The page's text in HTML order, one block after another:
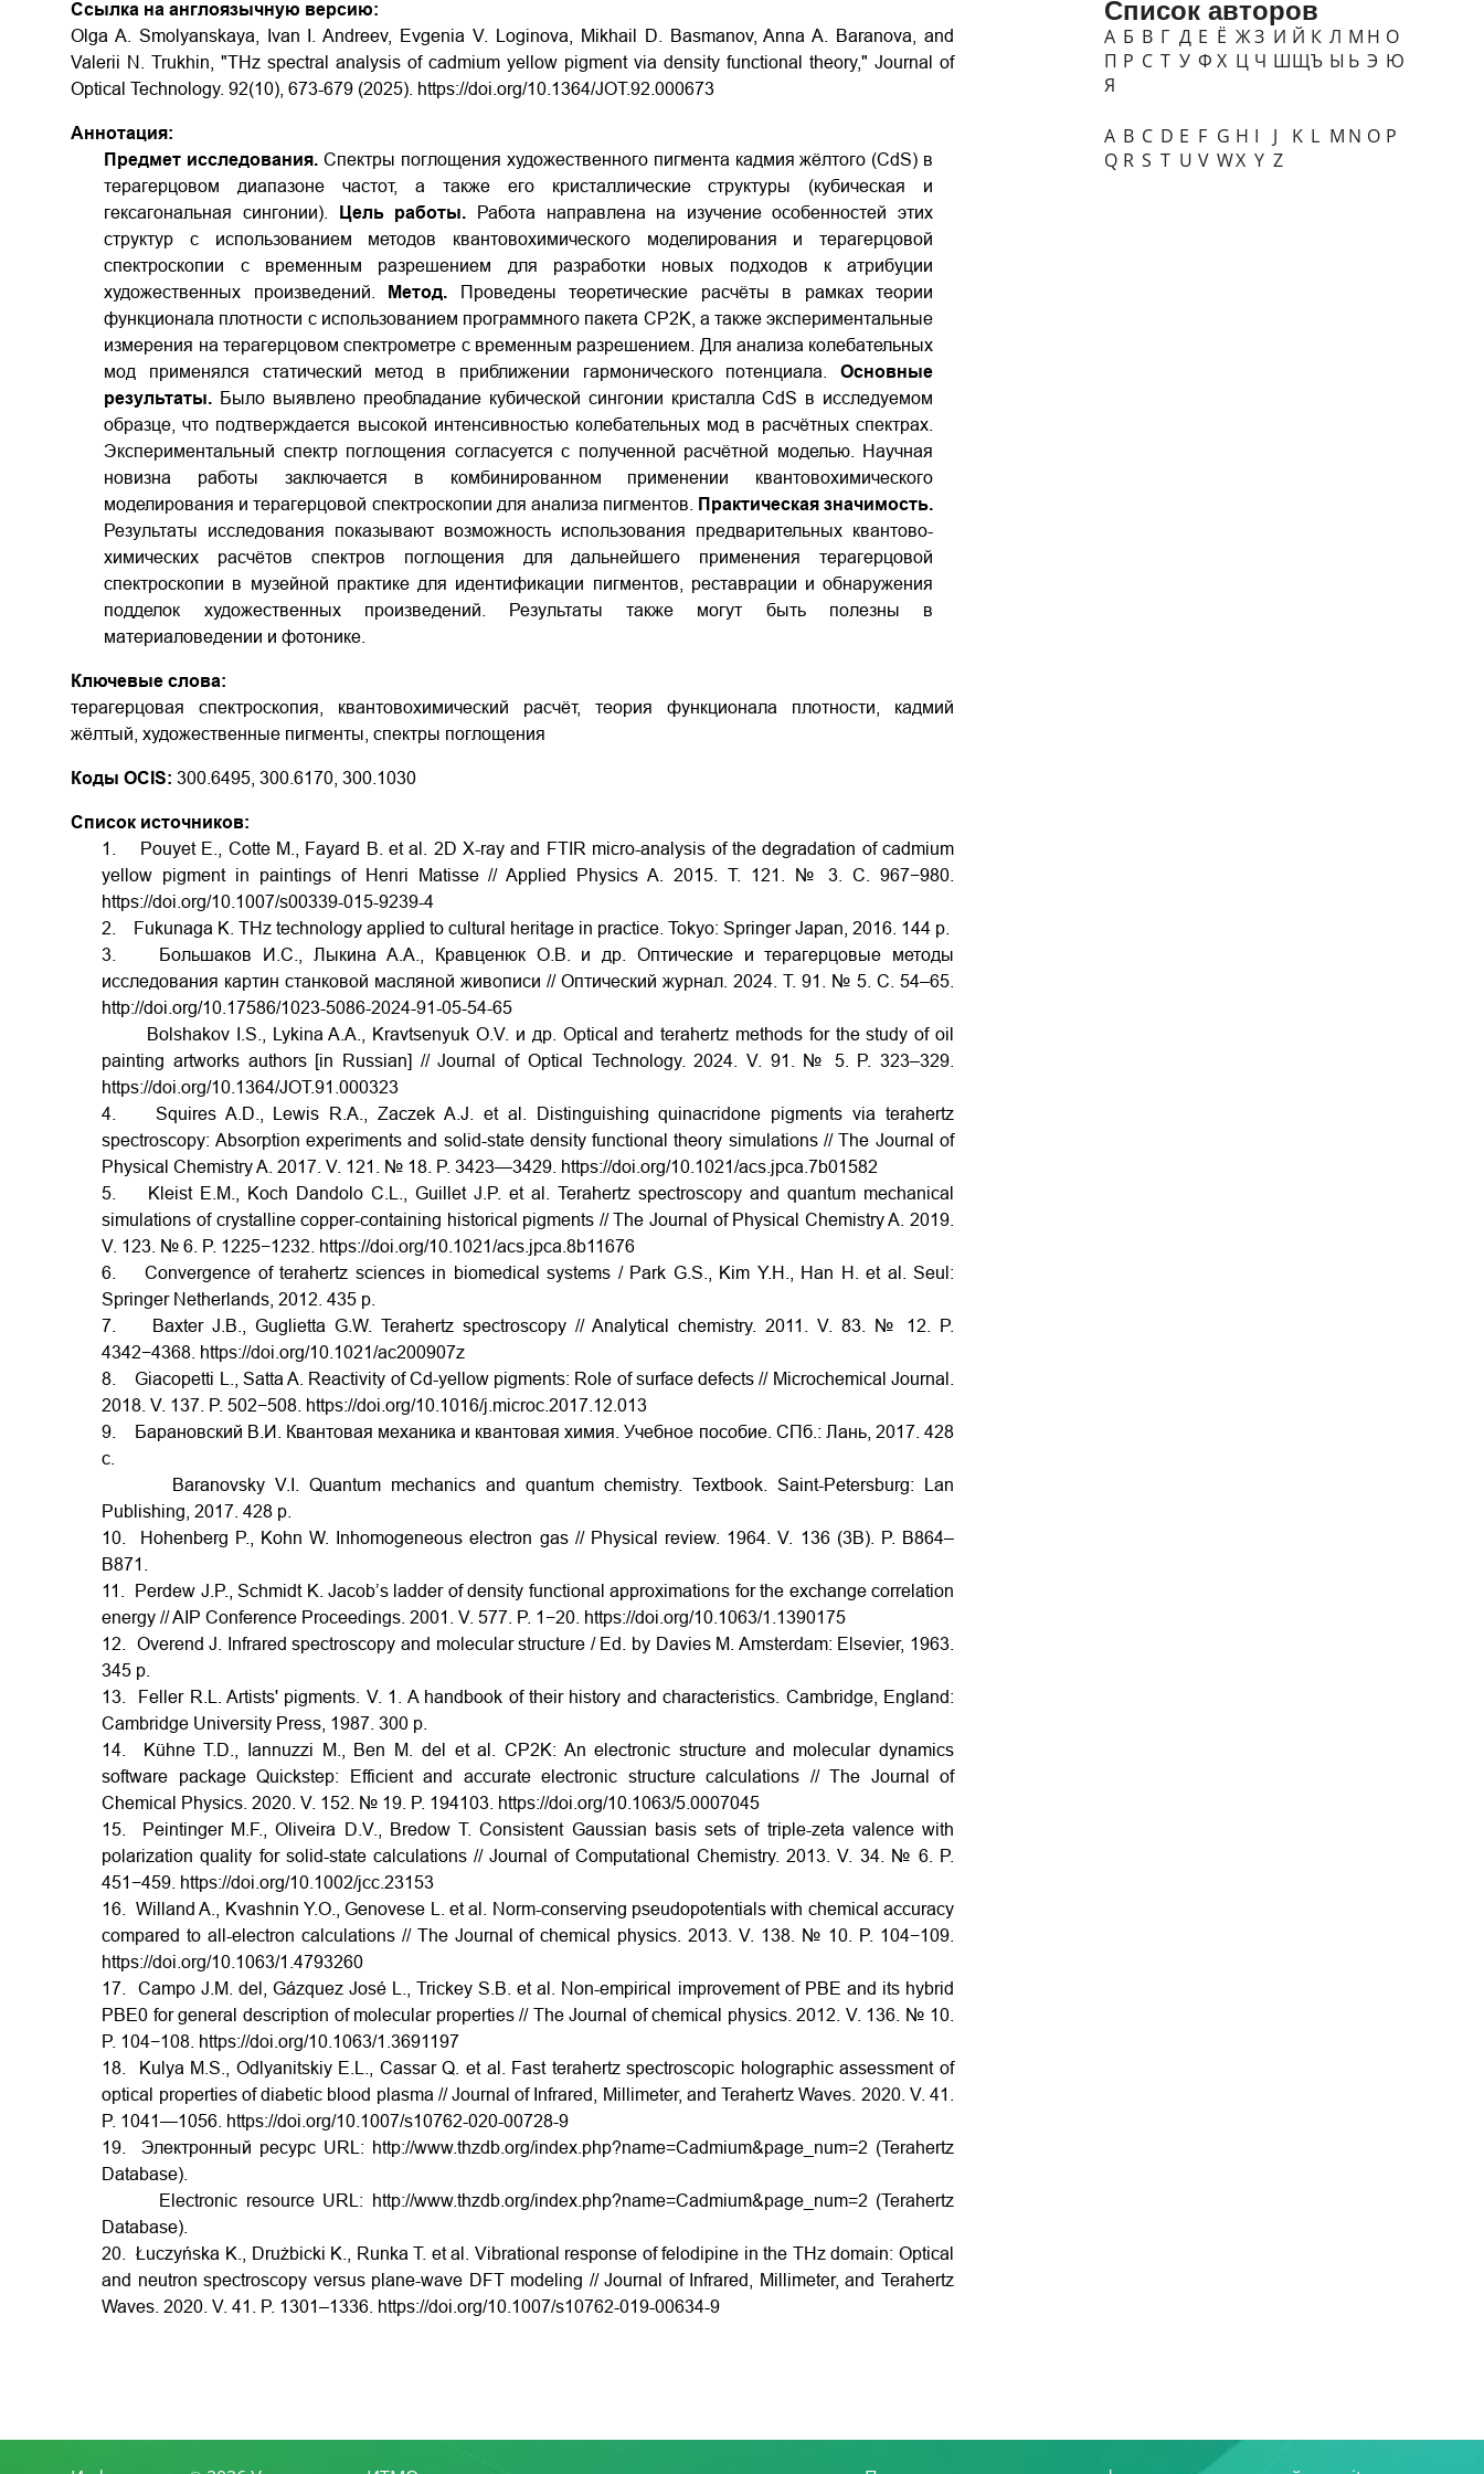
Ссылка на англоязычную версию:
Olga A. Smolyanskaya, Ivan I. Andreev, Evgenia V. Loginova, Mikhail D. Basmanov, Anna A. Baranova, and
Valerii N. Trukhin, "THz spectral analysis of cadmium yellow pigment via density functional theory," Journal of
Optical Technology. 92(10), 673-679 (2025). https://doi.org/10.1364/JOT.92.000673
Аннотация:
Предмет исследования. Спектры поглощения художественного пигмента кадмия жёлтого (CdS) в
терагерцовом диапазоне частот, а также его кристаллические структуры (кубическая и
гексагональная сингонии).
Цель работы. Работа направлена на изучение особенностей этих
структур с использованием методов квантово­химического моделирования и терагерцовой
спектроскопии с временным разрешением для разработки новых подходов к атрибуции
художественных произведений.
Метод. Проведены теоретические расчёты в рамках теории
функционала плотности с использованием программного пакета CP2K, а также экспериментальные
измерения на терагерцовом спектрометре с временным разрешением. Для анализа колебательных
мод применялся статический метод в приближении гармонического потенциала.Основные
результаты. Было выявлено преобладание кубической сингонии кристалла CdS в исследуемом
образце, что подтверждается высокой интенсивностью колебательных мод в расчётных спектрах.
Экспериментальный спектр поглощения согласуется с полученной расчётной моделью. Научная
новизна работы заключается в комбинированном применении квантово­химического
моделирования и терагерцовой спектроскопии для анализа пигментов.
Практическая значимость.
Результаты исследования показывают возможность использования предварительных квантово­
химических расчётов спектров поглощения для дальнейшего применения терагерцовой
спектроскопии в музейной практике для идентификации пигментов, реставрации и обнаружения
подделок художественных произведений. Результаты также могут быть полезны в
материаловедении и фотонике.
Ключевые слова:
терагерцовая спектроскопия, квантово­химический расчёт, теория функционала плотности, кадмий
жёлтый, художественные пигменты, спектры поглощения
Коды OCIS: 300.6495, 300.6170, 300.1030
Список источников:
1. Pouyet E., Cotte M., Fayard B. et al. 2D X-ray and FTIR micro-analysis of the degradation of cadmium
yellow pigment in paintings of Henri Matisse // Applied Physics A. 2015. Т. 121. № 3. С. 967−980.
https://doi.org/10.1007/s00339-015-9239-4
2. Fukunaga K. THz technology applied to cultural heritage in practice. Tokyo: Springer Japan, 2016. 144 p.
3. Большаков И.С., Лыкина А.А., Кравценюк О.В. и др. Оптические и терагерцовые методы
исследования картин станковой масляной живописи // Оптический журнал. 2024. Т. 91. № 5. С. 54–65.
http://doi.org/10.17586/1023-5086-2024-91-05-54-65
Bolshakov I.S., Lykina A.A., Kravtsenyuk O.V. и др. Optical and terahertz methods for the study of oil
painting artworks authors [in Russian] // Journal of Optical Technology. 2024. V. 91. № 5. P. 323–329.
https://doi.org/10.1364/JOT.91.000323
4. Squires A.D., Lewis R.A., Zaczek A.J. et al. Distinguishing quinacridone pigments via terahertz
spectroscopy: Absorption experiments and solid-state density functional theory simulations // The Journal of
Physical Chemistry A. 2017. V. 121. № 18. P. 3423—3429. https://doi.org/10.1021/acs.jpca.7b01582
5. Kleist E.M., Koch Dandolo C.L., Guillet J.P. et al. Terahertz spectroscopy and quantum mechanical
simulations of crystalline copper-containing historical pigments // The Journal of Physical Chemistry A. 2019.
V. 123. № 6. P. 1225−1232. https://doi.org/10.1021/acs.jpca.8b11676
6. Convergence of terahertz sciences in biomedical systems / Park G.S., Kim Y.H., Han H. et al. Seul:
Springer Netherlands, 2012. 435 p.
7. Baxter J.B., Guglietta G.W. Terahertz spectroscopy // Analytical chemistry. 2011. V. 83. № 12. P.
4342−4368. https://doi.org/10.1021/ac200907z
8. Giacopetti L., Satta A. Reactivity of Cd-yellow pigments: Role of surface defects // Microchemical Journal.
2018. V. 137. P. 502−508. https://doi.org/10.1016/j.microc.2017.12.013
9.
Барановский В.И. Квантовая механика и квантовая химия. Учебное пособие. СПб.: Лань, 2017. 428
с.
Baranovsky V.I. Quantum mechanics and quantum chemistry. Textbook. Saint-Petersburg: Lan
Publishing, 2017. 428 p.
10. Hohenberg P., Kohn W. Inhomogeneous electron gas // Physical review. 1964. V. 136 (3B). P. B864–
B871.
11. Perdew J.P., Schmidt K. Jacob’s ladder of density functional approximations for the exchange correlation
energy // AIP Conference Proceedings. 2001. V. 577. P. 1−20. https://doi.org/10.1063/1.1390175
12. Overend J. Infrared spectroscopy and molecular structure / Ed. by Davies M. Amsterdam: Elsevier, 1963.
345 p.
13. Feller R.L. Artists' pigments. V. 1. A handbook of their history and characteristics. Cambridge, England:
Cambridge University Press, 1987. 300 p.
14. Kühne T.D., Iannuzzi M., Ben M. del et al. CP2K: An electronic structure and molecular dynamics
software package Quickstep: Efficient and accurate electronic structure calculations // The Journal of
Chemical Physics. 2020. V. 152. № 19. P. 194103. https://doi.org/10.1063/5.0007045
15. Peintinger M.F., Oliveira D.V., Bredow T. Consistent Gaussian basis sets of triple-zeta valence with
polarization quality for solid-state calculations // Journal of Computational Chemistry. 2013. V. 34. № 6. P.
451−459. https://doi.org/10.1002/jcc.23153
16. Willand A., Kvashnin Y.O., Genovese L. et al. Norm-conserving pseudopotentials with chemical accuracy
compared to all-electron calculations // The Journal of chemical physics. 2013. V. 138. № 10. P. 104−109.
https://doi.org/10.1063/1.4793260
17. Campo J.M. del, Gázquez José L., Trickey S.B. et al. Non-empirical improvement of PBE and its hybrid
PBE0 for general description of molecular properties // The Journal of chemical physics. 2012. V. 136. № 10.
P. 104−108. https://doi.org/10.1063/1.3691197
18. Kulya M.S., Odlyanitskiy E.L., Cassar Q. et al. Fast terahertz spectroscopic holographic assessment of
optical properties of diabetic blood plasma // Journal of Infrared, Millimeter, and Terahertz Waves. 2020. V. 41.
P. 1041—1056. https://doi.org/10.1007/s10762-020-00728-9
19. Электронный ресурс URL: http://www.thzdb.org/index.php?name=Cadmium&page_num=2 (Terahertz
Database).
Electronic resource URL:
http://www.thzdb.org/index.php?name=Cadmium&page_num=2 (Terahertz
Database).
20. Łuczyńska K., Drużbicki K., Runka T. et al. Vibrational response of felodipine in the THz domain: Optical
and neutron spectroscopy versus plane-wave DFT modeling // Journal of Infrared, Millimeter, and Terahertz
Waves. 2020. V. 41. P. 1301–1336. https://doi.org/10.1007/s10762-019-00634-9
Список авторов
А Б В Г Д Е Ё ЖЗ И Й К Л М Н О
П Р С Т У Ф Х Ц Ч ШЩЪ Ы Ь Э Ю
Я
A B C D E F G H I J K L M N O P
Q R S T U V WX Y Z